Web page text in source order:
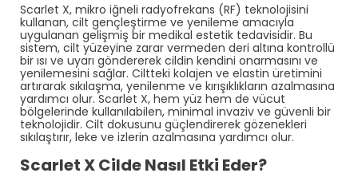
Scarlet X, mikro iğneli radyofrekans (RF) teknolojisini
kullanan, cilt gençleştirme ve yenileme amacıyla
uygulanan gelişmiş bir medikal estetik tedavisidir. Bu
sistem, cilt yüzeyine zarar vermeden deri altına kontrollü
bir ısı ve uyarı göndererek cildin kendini onarmasını ve
yenilemesini sağlar. Ciltteki kolajen ve elastin üretimini
artırarak sıkılaşma, yenilenme ve kırışıklıkların azalmasına
yardımcı olur. Scarlet X, hem yüz hem de vücut
bölgelerinde kullanılabilen, minimal invaziv ve güvenli bir
teknolojidir. Cilt dokusunu güçlendirerek gözenekleri
sıkılaştırır, leke ve izlerin azalmasına yardımcı olur.
Scarlet X Cilde Nasıl Etki Eder?